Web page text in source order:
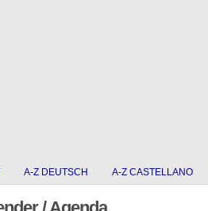
A-Z DEUTSCH A-Z CASTELLANO